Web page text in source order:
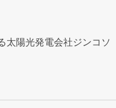
太陽光発電会社ジンコソ